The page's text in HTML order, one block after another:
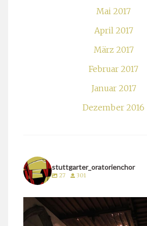
Mai 2017
April 2017
März 2017
Februar 2017
Januar 2017
Dezember 2016
stuttgarter_oratorienchor
27 301
stuttgarter_oratorienchor
März 24